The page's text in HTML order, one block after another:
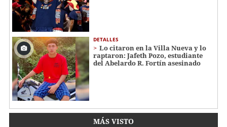
DETALLES
Lo citaron en la Villa Nueva y lo
raptaron: Jafeth Pozo, estudiante
del Abelardo R. Fortín asesinado
MÁS VISTO